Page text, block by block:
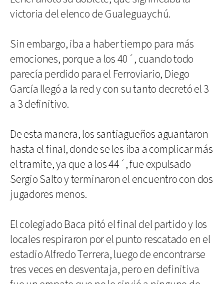
victoria del elenco de Gualeguaychú.
Sin embargo, iba a haber tiempo para más
emociones, porque a los 40´, cuando todo
parecía perdido para el Ferroviario, Diego
García llegó a la red y con su tanto decretó el 3
a 3 definitivo.
De esta manera, los santiagueños aguantaron
hasta el final, donde se les iba a complicar más
el tramite, ya que a los 44´, fue expulsado
Sergio Salto y terminaron el encuentro con dos
jugadores menos.
El colegiado Baca pitó el final del partido y los
locales respiraron por el punto rescatado en el
estadio Alfredo Terrera, luego de encontrarse
tres veces en desventaja, pero en definitiva